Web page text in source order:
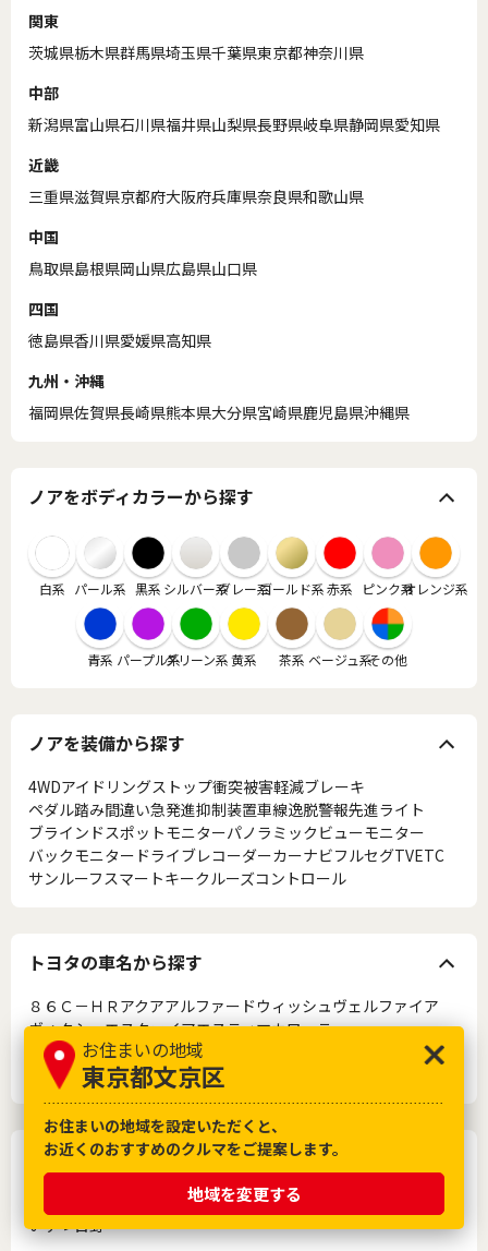
お住まいの地域
東京都文京区
お住まいの地域を設定いただくと、
お近くのおすすめのクルマをご提案します。
地域を変更する
関東
茨城県栃木県群馬県埼玉県千葉県東京都神奈川県
中部
新潟県富山県石川県福井県山梨県長野県岐阜県静岡県愛知県
近畿
三重県滋賀県京都府大阪府兵庫県奈良県和歌山県
中国
鳥取県島根県岡山県広島県山口県
四国
徳島県香川県愛媛県高知県
九州・沖縄
福岡県佐賀県長崎県熊本県大分県宮崎県鹿児島県沖縄県
ノアをボディカラーから探す
白系 パール系 黒系 シルバー系グレー系ゴールド系赤系 ピンク系オレンジ系
青系 パープル系グリーン系黄系 茶系 ベージュ系その他
ノアを装備から探す
4WDアイドリングストップ衝突被害軽減ブレーキ
ペダル踏み間違い急発進抑制装置車線逸脱警報先進ライト
ブラインドスポットモニターパノラミックビューモニター
バックモニター ドライブレコーダーカーナビフルセグTVETC
サンルーフ スマートキークルーズコントロール
トヨタの車名から探す
８６ Ｃ－ＨＲアクアアルファードウィッシュヴェルファイア
ヴォクシーエスクァイアエスティマカローラ
カローラフィールダークラウン
シエンタ
ノア ハイエースハリアープリウス
メーカーから探す
ホンダマツダ三菱スバル
いすゞ日野